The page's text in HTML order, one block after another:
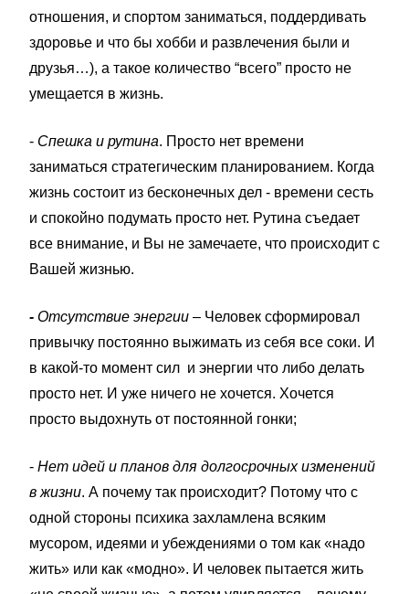
отношения, и спортом заниматься, поддердивать
здоровье и что бы хобби и развлечения были и
друзья…), а такое количество “всего” просто не
умещается в жизнь.
- Спешка и рутина. Просто нет времени
заниматься стратегическим планированием. Когда
жизнь состоит из бесконечных дел - времени сесть
и спокойно подумать просто нет. Рутина съедает
все внимание, и Вы не замечаете, что происходит с
Вашей жизнью.
- Отсутствие энергии – Человек сформировал
привычку постоянно выжимать из себя все соки. И
в какой-то момент сил и энергии что либо делать
просто нет. И уже ничего не хочется. Хочется
просто выдохнуть от постоянной гонки;
- Нет идей и планов для долгосрочных изменений
в жизни. А почему так происходит? Потому что с
одной стороны психика захламлена всяким
мусором, идеями и убеждениями о том как «надо
жить» или как «модно». И человек пытается жить